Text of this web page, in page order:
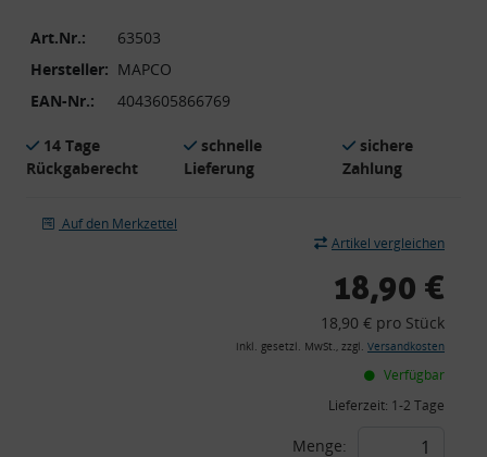
Art.Nr.:
63503
Hersteller: MAPCO
EAN-Nr.:
4043605866769
14 Tage
Rückgaberecht
schnelle
Lieferung
sichere
Zahlung
Auf den Merkzettel
Artikel vergleichen
18,90 €
18,90 € pro Stück
inkl. gesetzl. MwSt., zzgl. Versandkosten
Verfügbar
Lieferzeit: 1-2 Tage
Menge: